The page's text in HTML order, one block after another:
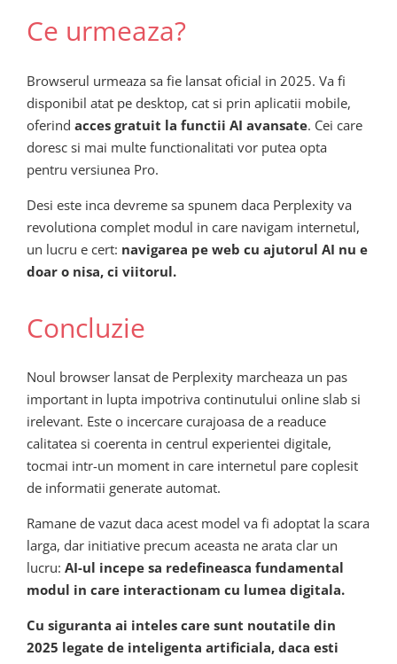
Ce urmeaza?
Browserul urmeaza sa fie lansat oficial in 2025. Va fi
disponibil atat pe desktop, cat si prin aplicatii mobile,
oferind acces gratuit la functii AI avansate. Cei care
doresc si mai multe functionalitati vor putea opta
pentru versiunea Pro.
Desi este inca devreme sa spunem daca Perplexity va
revolutiona complet modul in care navigam internetul,
un lucru e cert: navigarea pe web cu ajutorul AI nu e
doar o nisa, ci viitorul.
Concluzie
Noul browser lansat de Perplexity marcheaza un pas
important in lupta impotriva continutului online slab si
irelevant. Este o incercare curajoasa de a readuce
calitatea si coerenta in centrul experientei digitale,
tocmai intr-un moment in care internetul pare coplesit
de informatii generate automat.
Ramane de vazut daca acest model va fi adoptat la scara
larga, dar initiative precum aceasta ne arata clar un
lucru: AI-ul incepe sa redefineasca fundamental
modul in care interactionam cu lumea digitala.
Cu siguranta ai inteles care sunt noutatile din
2025 legate de inteligenta artificiala, daca esti